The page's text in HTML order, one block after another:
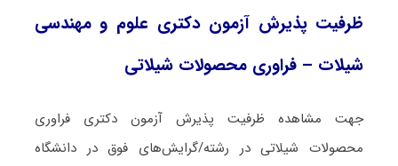
ظرفیت پذیرش آزمون دکتری علوم و مهندسی
شیلات – فراوری محصولات شیلاتی
جهت مشاهده ظرفیت پذیرش آزمون دکتری فراوری
محصولات شیلاتی در رشته/گرایش‌های فوق در دانشگاه